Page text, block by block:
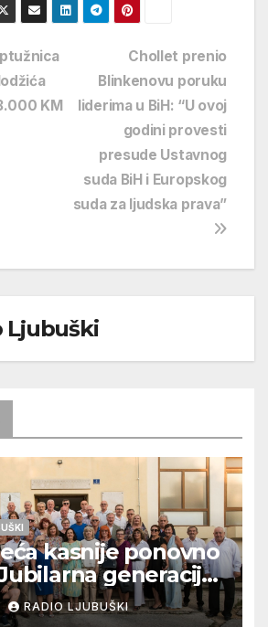
Chollet prenio
Blinkenovu poruku
liderima u BiH: “U ovoj
godini provesti
presude Ustavnog
suda BiH i Europskog
suda za ljudska prava”
KM
Ljubuški
kasnije ponovno
generacija
Ljubuški proslavila
mature
RADIO LJUBUŠKI